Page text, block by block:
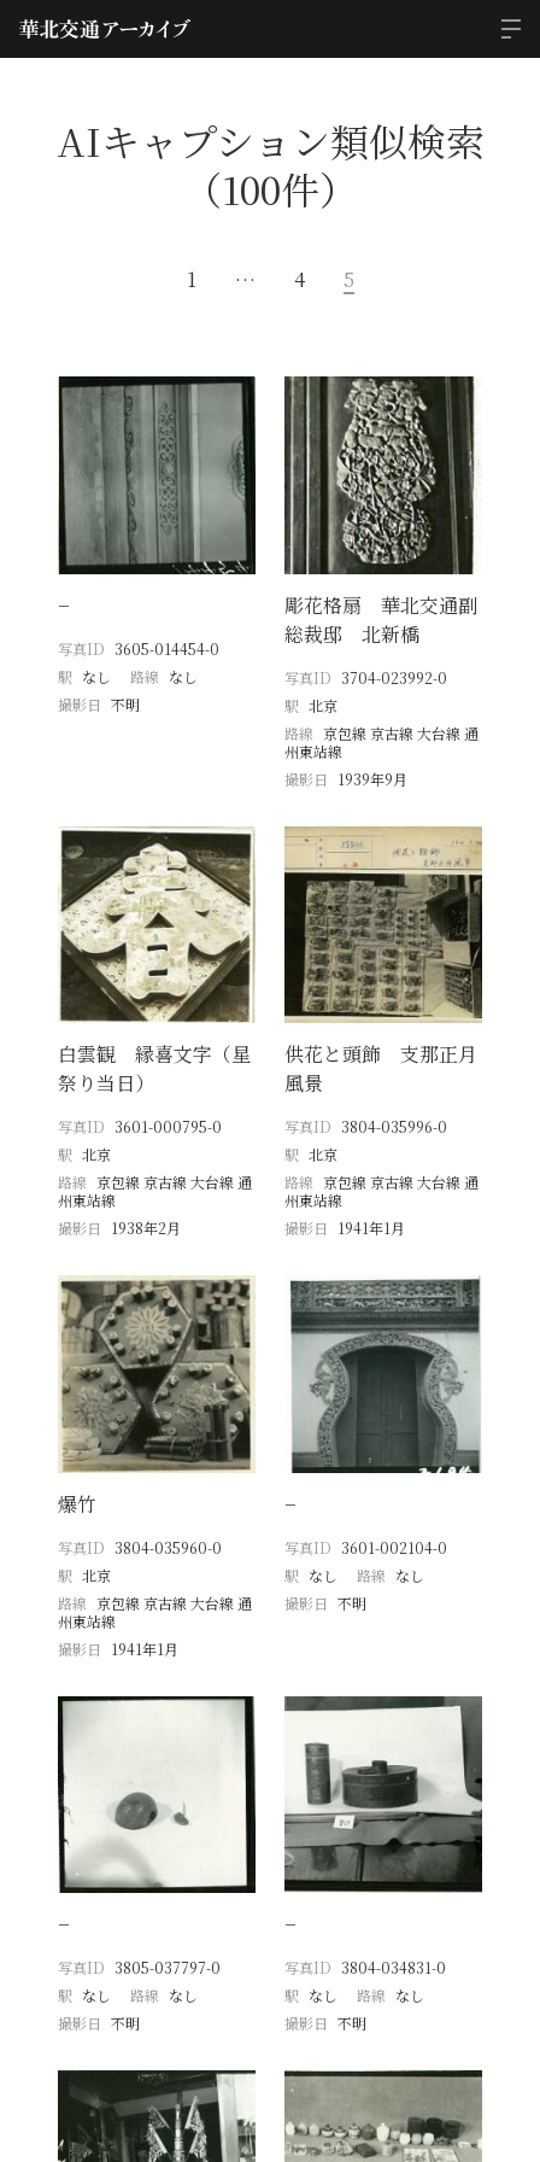
AIキャプション類似検索
（100件）
1 … 4 5
−
写真ID 3605-014454-0
駅 なし 路線 なし
撮影日
不明
彫花格扇 華北交通副
総裁邸 北新橋
写真ID 3704-023992-0
駅 北京
路線 京包線 京古線 大台線 通
州東站線
撮影日
1939年9月
白雲観 縁喜文字（星
祭り当日）
写真ID 3601-000795-0
駅 北京
路線 京包線 京古線 大台線 通
州東站線
撮影日
1938年2月
供花と頭飾 支那正月
風景
写真ID 3804-035996-0
駅 北京
路線 京包線 京古線 大台線 通
州東站線
撮影日
1941年1月
爆竹
写真ID 3804-035960-0
駅 北京
路線 京包線 京古線 大台線 通
州東站線
撮影日
1941年1月
−
写真ID 3601-002104-0
駅 なし 路線 なし
撮影日 不明
−
写真ID 3805-037797-0
駅 なし 路線 なし
撮影日
不明
−
写真ID 3804-034831-0
駅 なし 路線 なし
撮影日 不明